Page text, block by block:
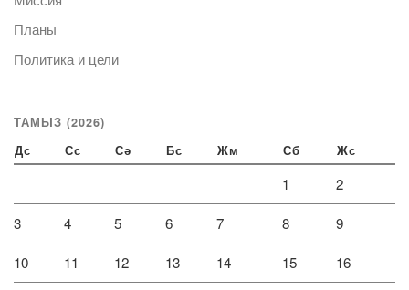
Планы
Политика и цели
ТАМЫЗ (2026)
Дс Сс Сә Бс Жм Сб Жс
1 2
3 4 5 6 7 8 9
10 11 12 13 14 15 16